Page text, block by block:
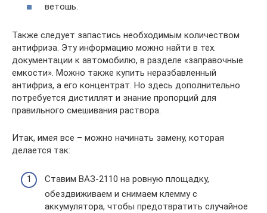
ветошь.
Также следует запастись необходимым количеством
антифриза. Эту информацию можно найти в тех.
документации к автомобилю, в разделе «заправочные
емкости». Можно также купить неразбавленный
антифриз, а его концентрат. Но здесь дополнительно
потребуется дистиллят и знание пропорций для
правильного смешивания раствора.
Итак, имея все – можно начинать замену, которая
делается так:
Ставим ВАЗ-2110 на ровную площадку,
обездвиживаем и снимаем клемму с
аккумулятора, чтобы предотвратить случайное